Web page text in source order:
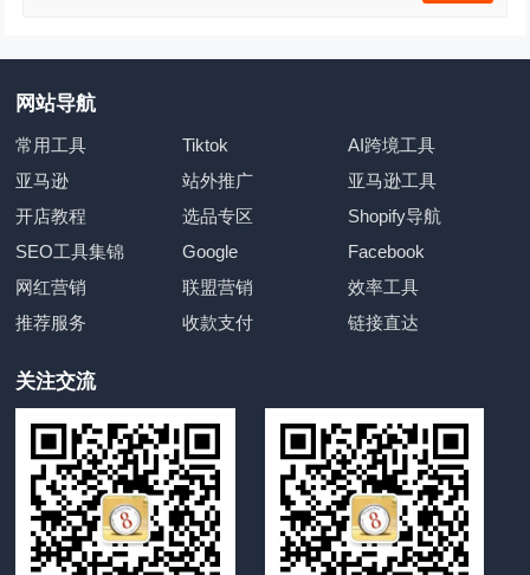
网站导航
常用工具 Tiktok
AI跨境工具
亚马逊
站外推广
亚马逊工具
开店教程
选品专区
Shopify导航
SEO工具集锦
Google
Facebook
网红营销
联盟营销
效率工具
推荐服务
收款支付 链接直达
关注交流